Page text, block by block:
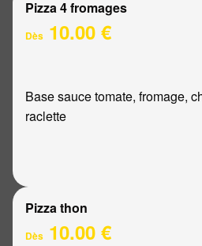
Pizza 4 fromages
Dès 10.00 €
Base sauce tomate, fromage,
raclette
Pizza thon
Dès 10.00 €